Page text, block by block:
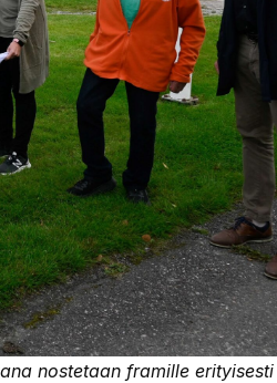
nostetaan framille erityisesti